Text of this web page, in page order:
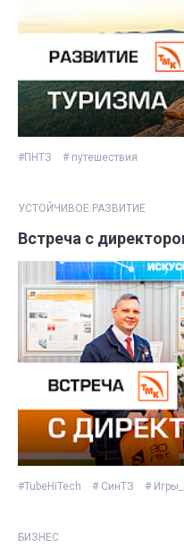
#ПНТЗ # путешествия
УСТОЙЧИВОЕ РАЗВИТИЕ
Встреча с
#TubeHiTech # СинТЗ #
БИЗНЕС